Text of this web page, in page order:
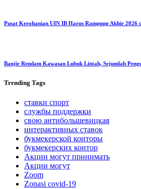
Pusat Kerohanian UIN IB Harus Rampung Akhir 2026
Banjir Rendam Kawasan Lubuk Lintah, Sejumlah
Trending Tags
ставки спорт
службы поддержки
свою антибольшевицкая
интерактивных ставок
букмекерской конторы
букмекерских контор
Акции могут принимать
Акции могут
Zoom
Zonasi covid-19